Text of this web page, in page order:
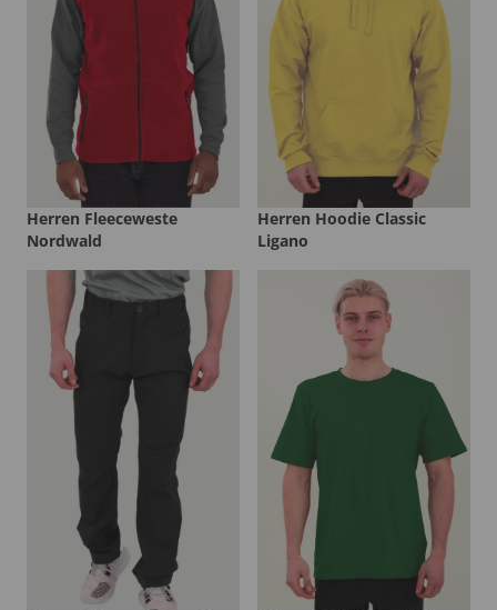
Herren Fleeceweste
Nordwald
Herren Hoodie Classic
Ligano